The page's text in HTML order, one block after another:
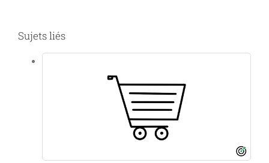
Sujets liés